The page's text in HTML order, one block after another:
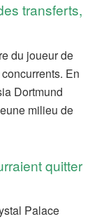
transferts,
du joueur de
En
Dortmund
milieu de
quitter
Palace